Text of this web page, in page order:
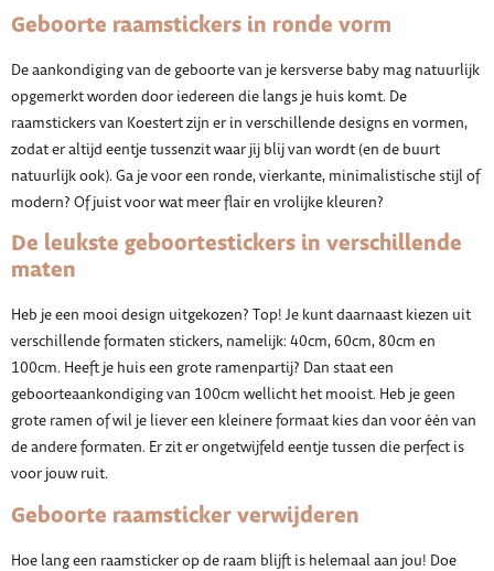
Geboorte raamstickers in ronde vorm
De aankondiging van de geboorte van je kersverse baby mag natuurlijk
opgemerkt worden door iedereen die langs je huis komt. De
raamstickers van Koestert zijn er in verschillende designs en vormen,
zodat er altijd eentje tussenzit waar jij blij van wordt (en de buurt
natuurlijk ook). Ga je voor een ronde, vierkante, minimalistische stijl of
modern? Of juist voor wat meer flair en vrolijke kleuren?
De leukste geboortestickers in verschillende
maten
Heb je een mooi design uitgekozen? Top! Je kunt daarnaast kiezen uit
verschillende formaten stickers, namelijk: 40cm, 60cm, 80cm en
100cm. Heeft je huis een grote ramenpartij? Dan staat een
geboorteaankondiging van 100cm wellicht het mooist. Heb je geen
grote ramen of wil je liever een kleinere formaat kies dan voor één van
de andere formaten. Er zit er ongetwijfeld eentje tussen die perfect is
voor jouw ruit.
Geboorte raamsticker verwijderen
Hoe lang een raamsticker op de raam blijft is helemaal aan jou! Doe